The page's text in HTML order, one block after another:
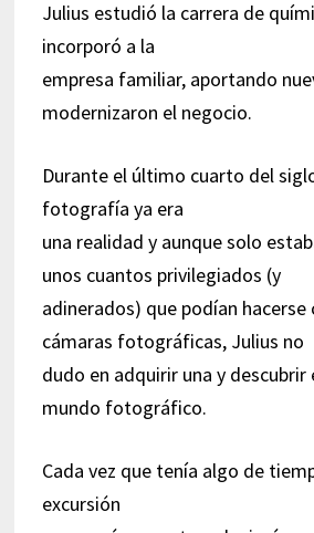
Julius estudió la carrera de
incorporó a la
empresa familiar, aportando
modernizaron el negocio.
Durante el último cuarto del
fotografía ya era
una realidad y aunque solo
unos cuantos privilegiados (y
adinerados) que podían hacerse
cámaras fotográficas, Julius no
dudo en adquirir una y
mundo fotográfico.
Cada vez que tenía algo de
excursión